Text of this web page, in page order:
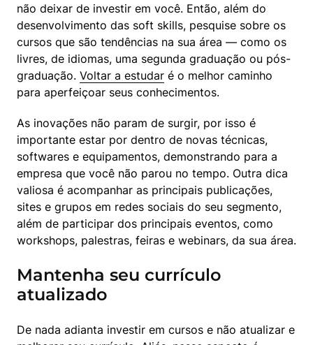
não deixar de investir em você. Então, além do
desenvolvimento das soft skills, pesquise sobre os
cursos que são tendências na sua área — como os
livres, de idiomas, uma segunda graduação ou pós-
graduação. Voltar a estudar é o melhor caminho
para aperfeiçoar seus conhecimentos.
As inovações não param de surgir, por isso é
importante estar por dentro de novas técnicas,
softwares e equipamentos, demonstrando para a
empresa que você não parou no tempo. Outra dica
valiosa é acompanhar as principais publicações,
sites e grupos em redes sociais do seu segmento,
além de participar dos principais eventos, como
workshops, palestras, feiras e webinars, da sua área.
Mantenha seu currículo
atualizado